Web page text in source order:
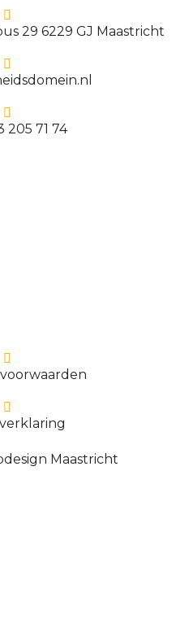
29 6229 GJ Maastricht
205 71 74
Maastricht